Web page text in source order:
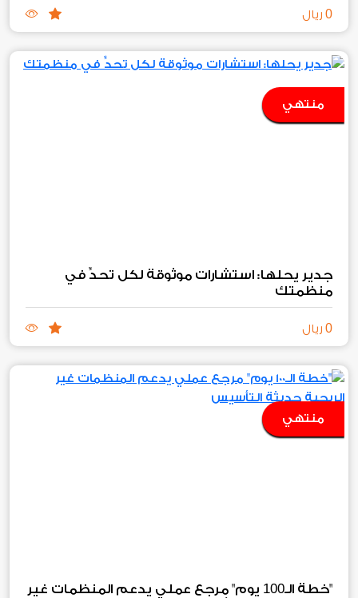
0 ريال
منتهي
جدير يحلها: استشارات موثوقة لكل تحدٍّ في
منظمتك
0 ريال
منتهي
"خطة الـ100 يوم" مرجع عملي يدعم المنظمات غير